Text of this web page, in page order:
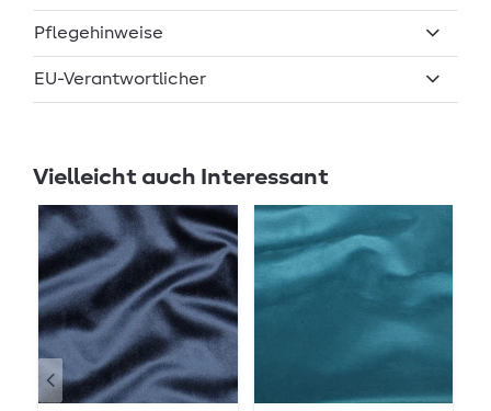
Pflegehinweise
EU-Verantwortlicher
Vielleicht auch Interessant